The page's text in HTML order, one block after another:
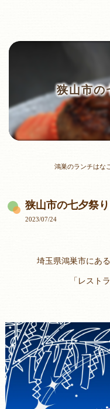
狭山市の
鴻巣のランチはな
狭山市の七夕祭
2023/07/24
埼玉県鴻巣市にあ
「レスト